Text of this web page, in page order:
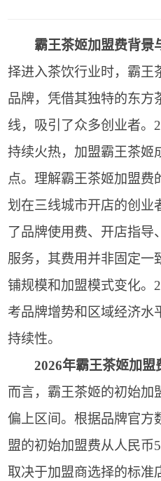
霸王茶姬加盟费背景
择进入茶饮行业时，霸王
品牌，凭借其独特的东方
线，吸引了众多创业者。
持续火热，加盟霸王茶姬
点。理解霸王茶姬加盟费
划在三线城市开店的创业
了品牌使用费、开店指导
服务，其费用并非固定一
铺规模和加盟模式变化。
考品牌增势和区域经济水
持续性。
2026年霸王茶姬加盟
而言，霸王茶姬的初始加
偏上区间。根据品牌官方
盟的初始加盟费从人民币
取决于加盟商选择的标准